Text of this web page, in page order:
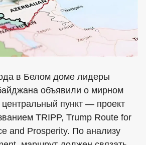
в Белом доме лидеры
объявили о мирном
пункт — проект
TRIPP, Trump Route for
and Prosperity. По анализу